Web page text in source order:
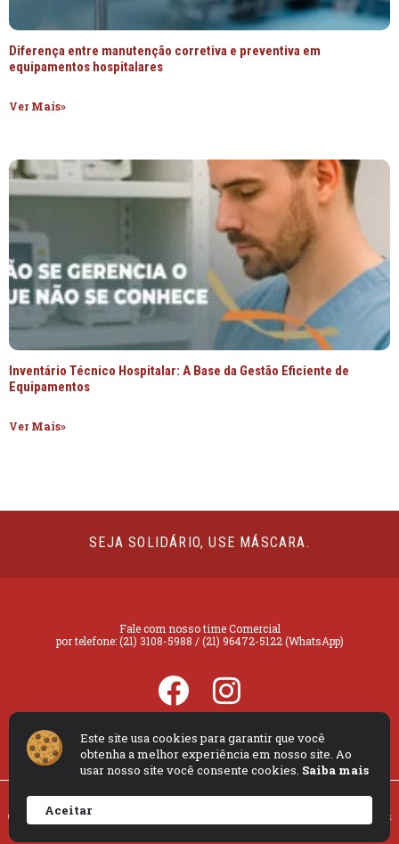
Diferença entre manutenção corretiva e preventiva em
equipamentos hospitalares
Ver Mais»
Inventário Técnico Hospitalar: A Base da Gestão Eficiente de
Equipamentos
Ver Mais»
SEJA SOLIDÁRIO, USE MÁSCARA.
Fale com nosso time Comercial
por telefone: (21) 3108-5988 / (21) 96472-5122 (WhatsApp)
Rua Eng. Orlando Barbosa, 300 c/ Rua Altino Arantes, 35 Campo Grande -
CEP 23090-480
© 2021 VITAL LIFE COMÉRCIO, LOCAÇÃO E SERVIÇOS LTDA – Todos os direitos
reservados - Desenvolvido porÁtrios
Este site usa cookies para garantir que você
obtenha a melhor experiência em nosso site. Ao
usar nosso site você consente cookies. Saiba mais
Aceitar